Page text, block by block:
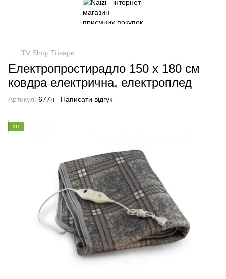
TV Shop Товари
Електропростирадло 150 х 180 см
ковдра електрична, електроплед
Артикул: 677н Написати відгук
ХІТ